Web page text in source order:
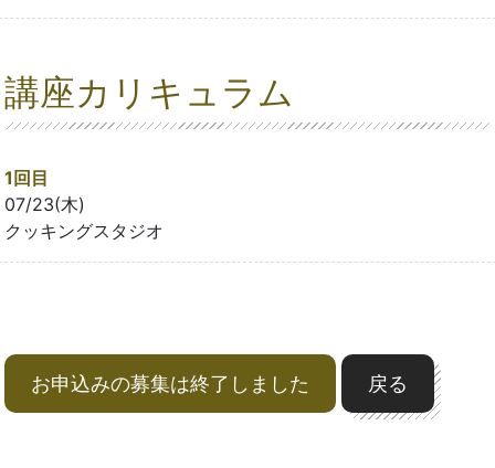
講座カリキュラム
1回目
07/23(木)
クッキングスタジオ
お申込みの募集は終了しました 戻る